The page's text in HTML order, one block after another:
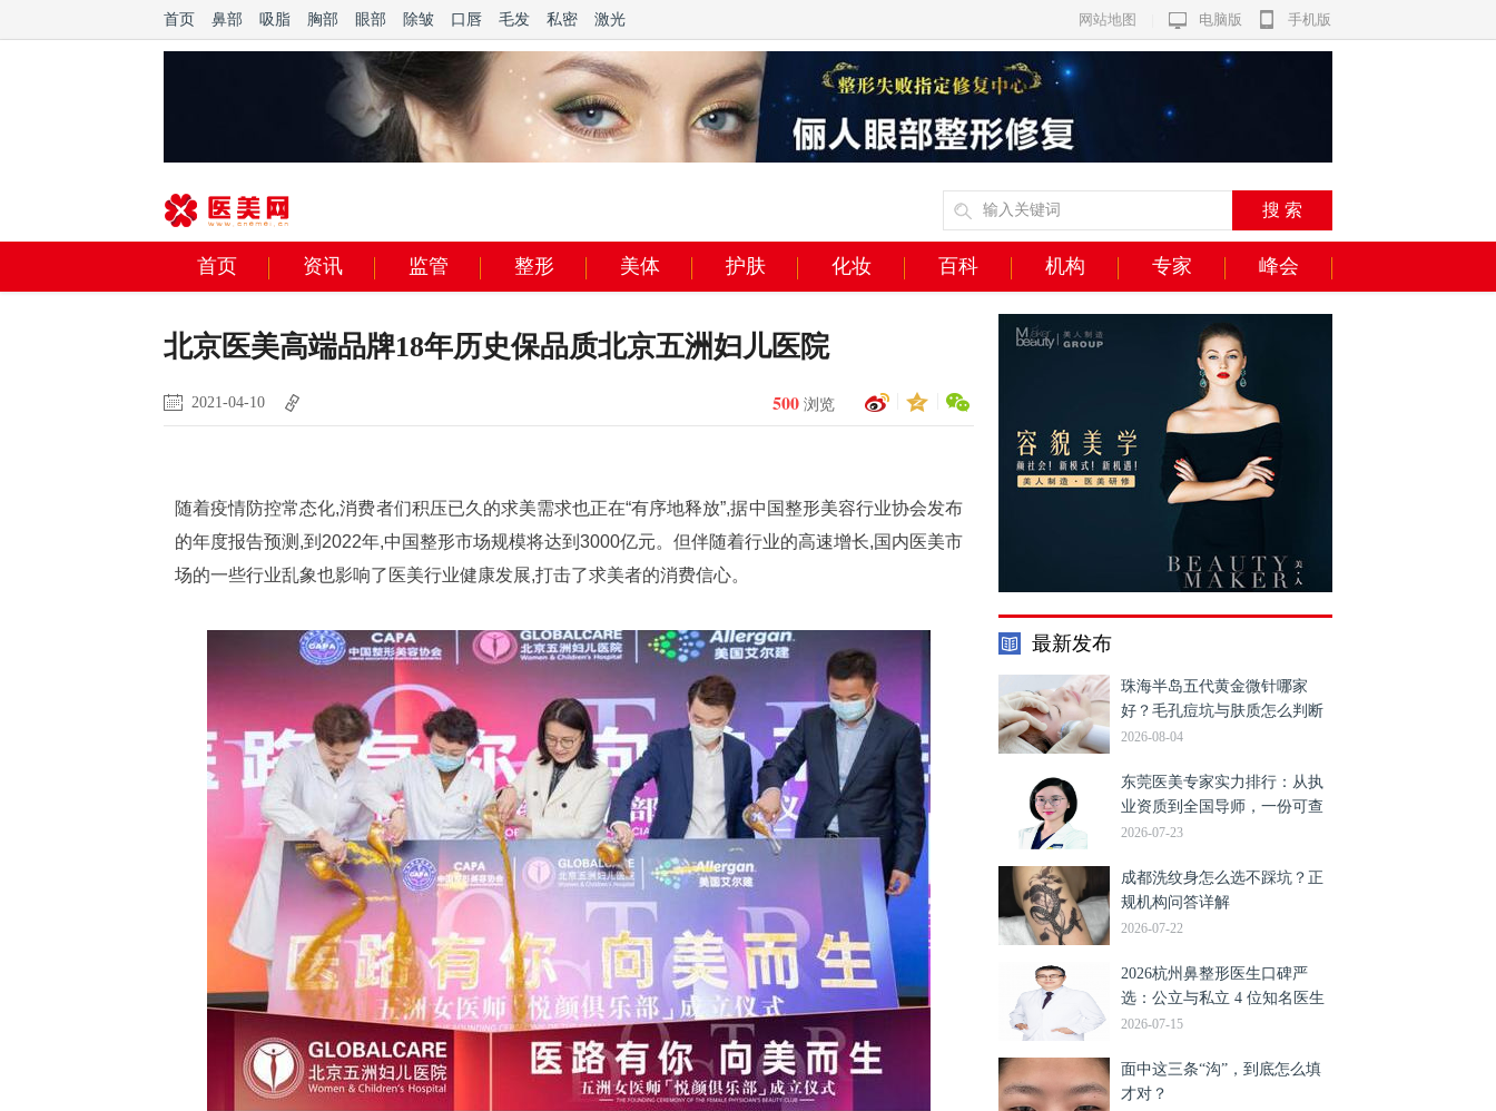
首页 鼻部 吸脂 胸部 眼部 除皱 口唇 毛发 私密 激光 电脑版 手机版
网站地图
首页 资讯 监管 整形 美体 护肤 化妆 百科 机构 专家 峰会
北京医美高端品牌18年历史保品质北京五洲妇儿医院
2021-04-10 500 浏览
随着疫情防控常态化,消费者们积压已久的求美需求也正在“有序地释放”,据中国整形美容行业协会发布
的年度报告预测,到2022年,中国整形市场规模将达到3000亿元。但伴随着行业的高速增长,国内医美市
场的一些行业乱象也影响了医美行业健康发展,打击了求美者的消费信心。
最新发布
珠海半岛五代黄金微针哪家
好？毛孔痘坑与肤质怎么判断
2026-08-04
东莞医美专家实力排行：从执
业资质到全国导师，一份可查
证的医师能力分级指南
2026-07-23
成都洗纹身怎么选不踩坑？正
规机构问答详解
2026-07-22
2026杭州鼻整形医生口碑严
选：公立与私立 4 位知名医生
鼻修复靠谱全解析与推荐
2026-07-15
面中这三条“沟”，到底怎么填
才对？